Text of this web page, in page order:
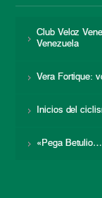
Club Veloz
Venezuela
Vera Fortique:
Inicios del
«Pega